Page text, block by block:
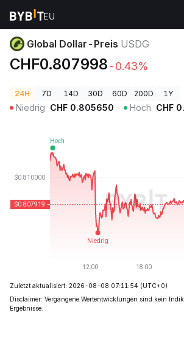
Krypto-Preise
Global Dollar-Preis USDG
CHF0.807998-0.43%
24H 7D 14D 30D 60D 200D 1Y
Niedrig CHF 0.805650 Hoch CHF
Zuletzt aktualisiert: 2026-08-08 07:11:54 (UTC+0)
Disclaimer: Vergangene Wertentwicklungen sind kein
Ergebnisse.